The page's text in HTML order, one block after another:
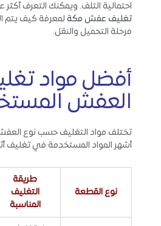
احتمالية التلف. ويمكنك التعرف
تغليف عفش مكة لمعرفة كيف يتم
مرحلة التحميل والنقل.
أفضل مواد
العفش
تختلف مواد التغليف حسب نوع
أشهر المواد المستخدمة في تغليف
نوع القطعة
طريقة
التغليف
المناسبة